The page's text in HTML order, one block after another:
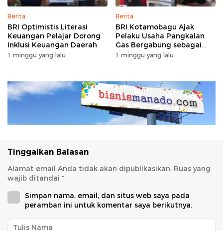
Berita
BRI Optimistis Literasi
Keuangan Pelajar Dorong
Inklusi Keuangan Daerah
1 minggu yang lalu
Berita
BRI Kotamobagu Ajak
Pelaku Usaha Pangkalan
Gas Bergabung sebagai
Agen BRILink
1 minggu yang lalu
Tinggalkan Balasan
Alamat email Anda tidak akan dipublikasikan. Ruas yang
wajib ditandai *
Simpan nama, email, dan situs web saya pada
peramban ini untuk komentar saya berikutnya.